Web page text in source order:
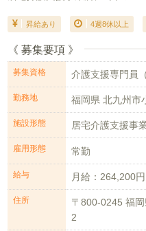
昇給あり 4週8休以上
《 募集要項 》
募集資格 介護支援専門員
勤務地 福岡県 北九州市
施設形態 居宅介護支援事
雇用形態 常勤
給与 月給：264,200円
住所
〒800-0245 福
2